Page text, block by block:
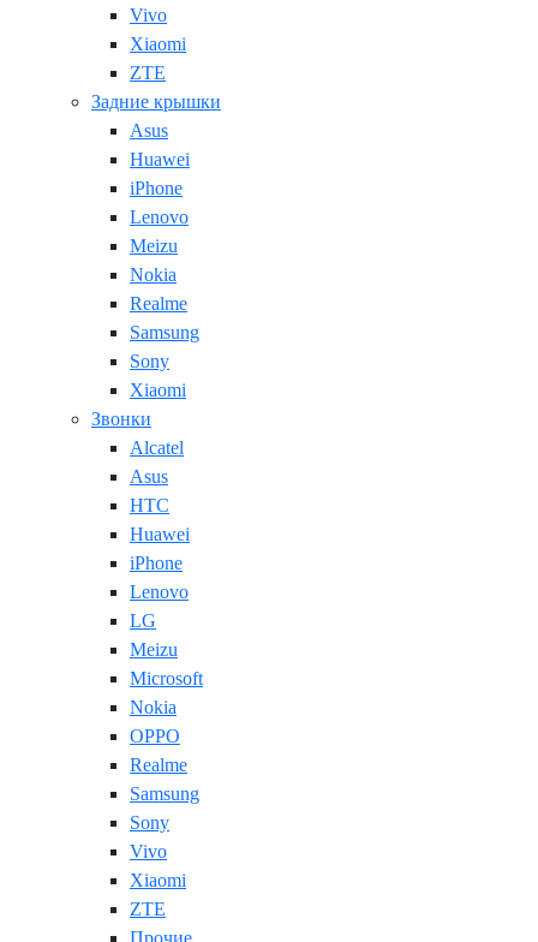
Vivo
Xiaomi
ZTE
Задние крышки
Asus
Huawei
iPhone
Lenovo
Meizu
Nokia
Realme
Samsung
Sony
Xiaomi
Звонки
Alcatel
Asus
HTC
Huawei
iPhone
Lenovo
LG
Meizu
Microsoft
Nokia
OPPO
Realme
Samsung
Sony
Vivo
Xiaomi
ZTE